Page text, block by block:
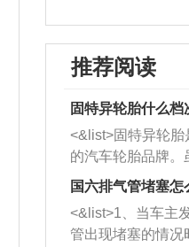
推荐阅读
固特异轮胎什么档
<&list>固特异轮胎
的汽车轮胎品牌。
牌，但是中高低端
也是为了更好的开
国六排气管堵塞怎
<&list>1、当车主
管出现堵塞的情况